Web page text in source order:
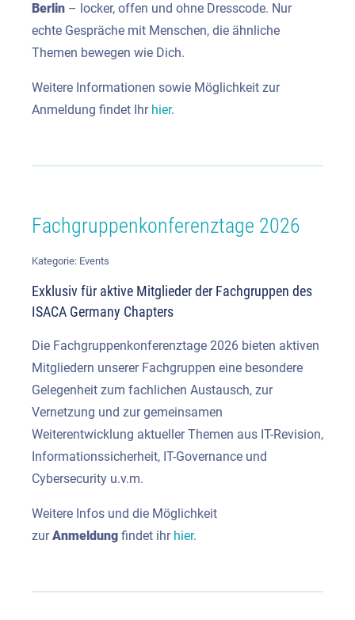
Berlin – locker, offen und ohne Dresscode. Nur
echte Gespräche mit Menschen, die ähnliche
Themen bewegen wie Dich.
Weitere Informationen sowie Möglichkeit zur
Anmeldung findet Ihr hier.
Fachgruppenkonferenztage 2026
Kategorie: Events
Exklusiv für aktive Mitglieder der Fachgruppen des
ISACA Germany Chapters
Die Fachgruppenkonferenztage 2026 bieten aktiven
Mitgliedern unserer Fachgruppen eine besondere
Gelegenheit zum fachlichen Austausch, zur
Vernetzung und zur gemeinsamen
Weiterentwicklung aktueller Themen aus IT-Revision,
Informationssicherheit, IT-Governance und
Cybersecurity u.v.m.
Weitere Infos und die Möglichkeit
zurAnmeldung findet ihr hier.